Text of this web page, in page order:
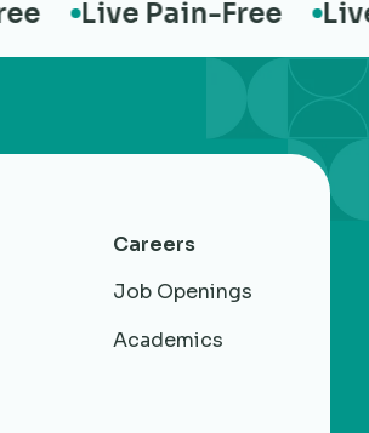
Live Pain-Free Live
Careers
Job Openings
Academics